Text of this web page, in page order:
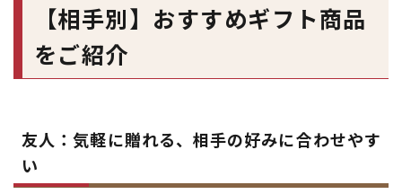
【相手別】おすすめギフト商品
をご紹介
友人：気軽に贈れる、相手の好みに合わせやす
い